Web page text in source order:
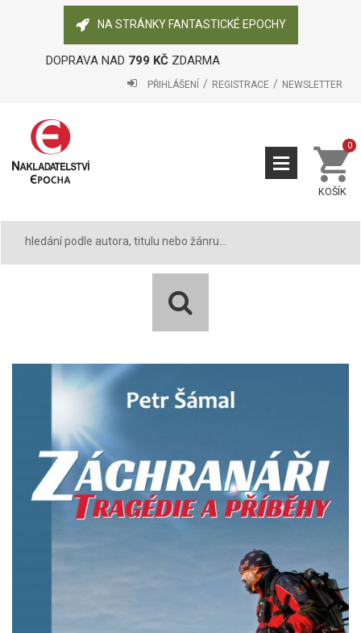
NA STRÁNKY FANTASTICKÉ EPOCHY
DOPRAVA NAD 799 KČZDARMA
PŘIHLÁŠENÍ REGISTRACE NEWSLETTER
KOŠÍK
0